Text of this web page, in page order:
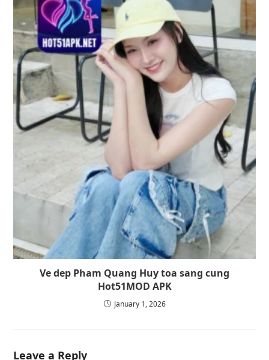
Ve dep Pham Quang Huy toa sang cung
Hot51MOD APK
January 1, 2026
Leave a Reply